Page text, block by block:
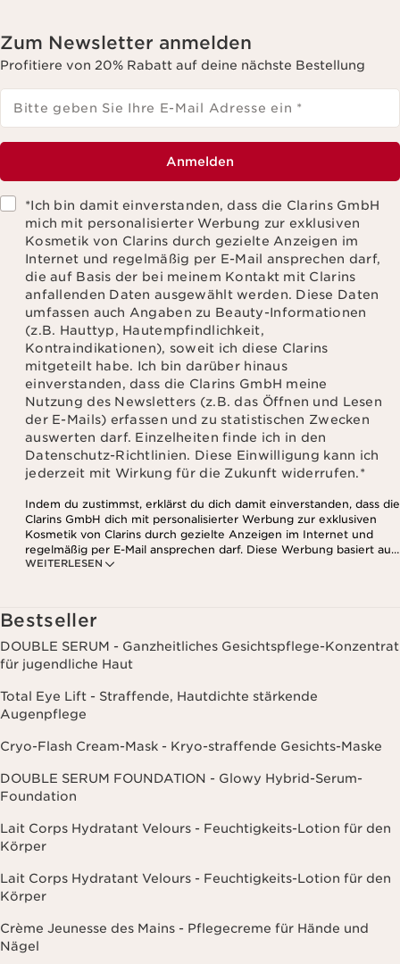
Zum Newsletter anmelden
Profitiere von 20% Rabatt auf deine nächste Bestellung
Bitte geben Sie Ihre E-Mail Adresse ein *
Anmelden
*Ich bin damit einverstanden, dass die Clarins GmbH
mich mit personalisierter Werbung zur exklusiven
Kosmetik von Clarins durch gezielte Anzeigen im
Internet und regelmäßig per E-Mail ansprechen darf,
die auf Basis der bei meinem Kontakt mit Clarins
anfallenden Daten ausgewählt werden. Diese Daten
umfassen auch Angaben zu Beauty-Informationen
(z.B. Hauttyp, Hautempfindlichkeit,
Kontraindikationen), soweit ich diese Clarins
mitgeteilt habe. Ich bin darüber hinaus
einverstanden, dass die Clarins GmbH meine
Nutzung des Newsletters (z.B. das Öffnen und Lesen
der E-Mails) erfassen und zu statistischen Zwecken
auswerten darf. Einzelheiten finde ich in den
Datenschutz-Richtlinien. Diese Einwilligung kann ich
jederzeit mit Wirkung für die Zukunft widerrufen.*
WEITERLESEN
Indem du zustimmst, erklärst du dich damit einverstanden, dass die
Clarins GmbH dich mit personalisierter Werbung zur exklusiven
Kosmetik von Clarins durch gezielte Anzeigen im Internet und
regelmäßig per E-Mail ansprechen darf. Diese Werbung basiert auf
den Daten, die bei deinem Kontakt mit Clarins anfallen,
mitgeteilt hast. Außerdem stimmst du zu, dass die Clarins GmbH
dein Nutzungsverhalten im Zusammenhang mit dem Newsletter
(z.B. das Öffnen und Lesen der E-Mails) erfassen und zu
statistischen Zwecken auswerten darf. Weitere Informationen
findest du in den Datenschutz-Richtlinien. Diese Einwilligung
Bestseller
DOUBLE SERUM - Ganzheitliches Gesichtspflege-Konzentrat
für jugendliche Haut
Total Eye Lift - Straffende, Hautdichte stärkende
Augenpflege
Cryo-Flash Cream-Mask - Kryo-straffende Gesichts-Maske
DOUBLE SERUM FOUNDATION - Glowy Hybrid-Serum-
Foundation
Lait Corps Hydratant Velours - Feuchtigkeits-Lotion für den
Körper
Lait Corps Hydratant Velours - Feuchtigkeits-Lotion für den
Körper
Crème Jeunesse des Mains - Pflegecreme für Hände und
Nägel